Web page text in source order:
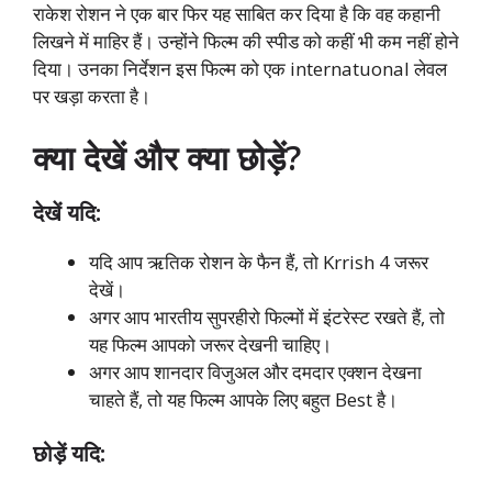
राकेश रोशन ने एक बार फिर यह साबित कर दिया है कि वह कहानी
लिखने में माहिर हैं। उन्होंने फिल्म की स्पीड को कहीं भी कम नहीं होने
दिया। उनका निर्देशन इस फिल्म को एक internatuonal लेवल
पर खड़ा करता है।
क्या देखें और क्या छोड़ें?
देखें यदि:
यदि आप ऋतिक रोशन के फैन हैं, तो Krrish 4 जरूर
देखें।
अगर आप भारतीय सुपरहीरो फिल्मों में इंटरेस्ट रखते हैं, तो
यह फिल्म आपको जरूर देखनी चाहिए।
अगर आप शानदार विजुअल और दमदार एक्शन देखना
चाहते हैं, तो यह फिल्म आपके लिए बहुत Best है।
छोड़ें यदि: